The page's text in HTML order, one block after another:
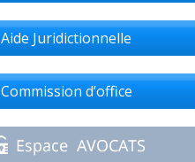
Aide Juridictionnelle
Commission d’office